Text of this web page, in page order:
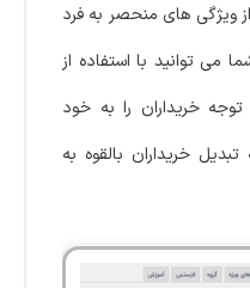
ویژگی های منحصر به فرد
می توانید با استفاده از
خریداران را به خود
خریداران بالقوه به